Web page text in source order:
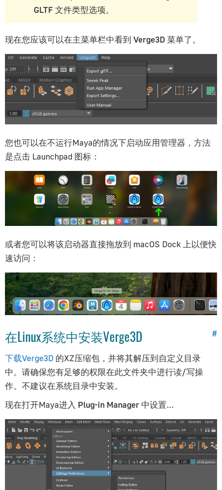
GLTF 文件类型选项。
现在您应该可以在主菜单栏中看到 Verge3D菜单了。
您也可以在不运行Maya的情况下启动应用管理器，方法
是点击 Launchpad 图标：
或者您可以将该启动器直接拖放到 macOS Dock 上以便快
速访问：
#
在Linux系统中安装Verge3D
下载Verge3D 的XZ压缩包，并将其解压到自定义目录
中。请确保您有足够的权限在此文件夹中进行读/写操
作。不建议在系统目录中安装。
现在打开Maya进入 Plug-in Manager 中设置...